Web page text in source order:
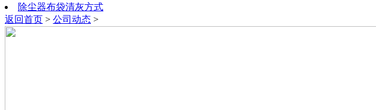
除尘器布袋清灰方式
返回首页 > 公司动态 >